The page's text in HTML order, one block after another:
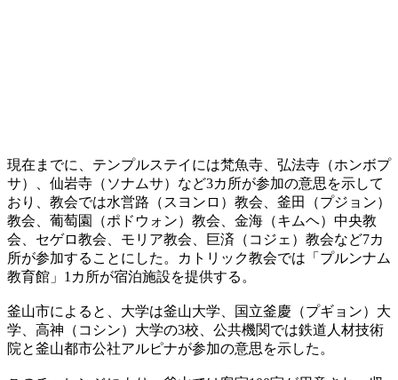
現在までに、テンプルステイには梵魚寺、弘法寺（ホンボプ
サ）、仙岩寺（ソナムサ）など3カ所が参加の意思を示して
おり、教会では水営路（スヨンロ）教会、釜田（プジョン）
教会、葡萄園（ポドウォン）教会、金海（キムヘ）中央教
会、セゲロ教会、モリア教会、巨済（コジェ）教会など7カ
所が参加することにした。カトリック教会では「プルンナム
教育館」1カ所が宿泊施設を提供する。
釜山市によると、大学は釜山大学、国立釜慶（プギョン）大
学、高神（コシン）大学の3校、公共機関では鉄道人材技術
院と釜山都市公社アルピナが参加の意思を示した。